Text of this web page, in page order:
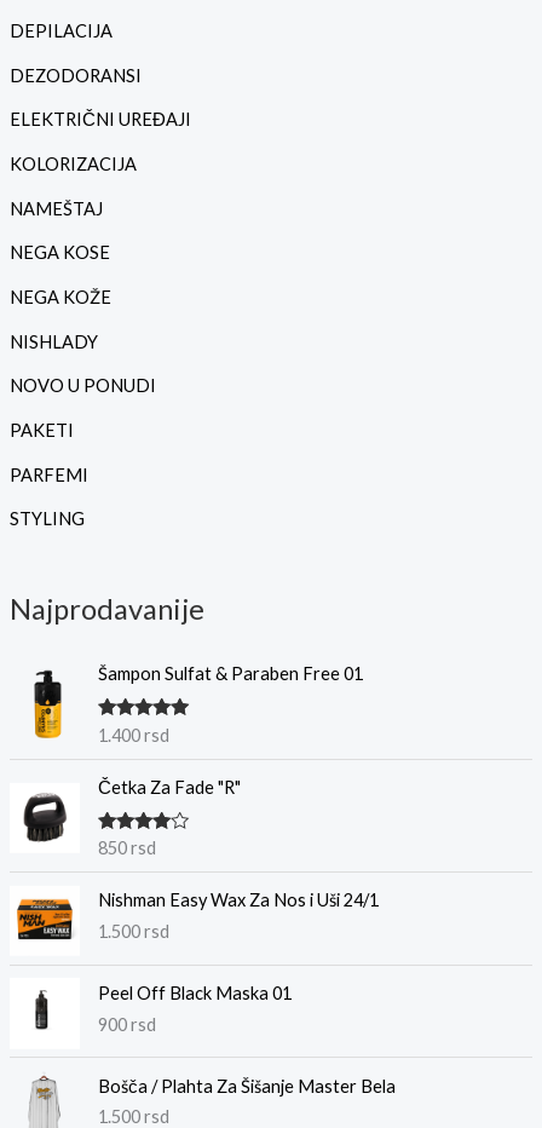
DEPILACIJA
DEZODORANSI
ELEKTRIČNI UREĐAJI
KOLORIZACIJA
NAMEŠTAJ
NEGA KOSE
NEGA KOŽE
NISHLADY
NOVO U PONUDI
PAKETI
PARFEMI
STYLING
Najprodavanije
Šampon Sulfat & Paraben Free 01
Ocenjeno
1.400rsd
Četka Za Fade "R"
Ocenjeno
850rsd
Nishman Easy Wax Za Nos i Uši 24/1
1.500rsd
Peel Off Black Maska 01
900rsd
Bošča / Plahta Za Šišanje Master Bela
1.500rsd